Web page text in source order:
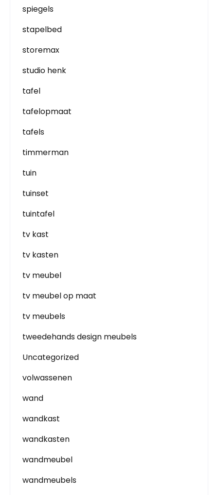
spiegels
stapelbed
storemax
studio henk
tafel
tafelopmaat
tafels
timmerman
tuin
tuinset
tuintafel
tv kast
tv kasten
tv meubel
tv meubel op maat
tv meubels
tweedehands design meubels
Uncategorized
volwassenen
wand
wandkast
wandkasten
wandmeubel
wandmeubels